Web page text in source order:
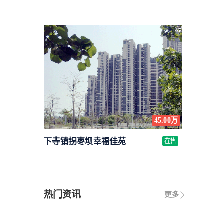
45.00万
下寺镇拐枣坝幸福佳苑 在售
更多
热门资讯